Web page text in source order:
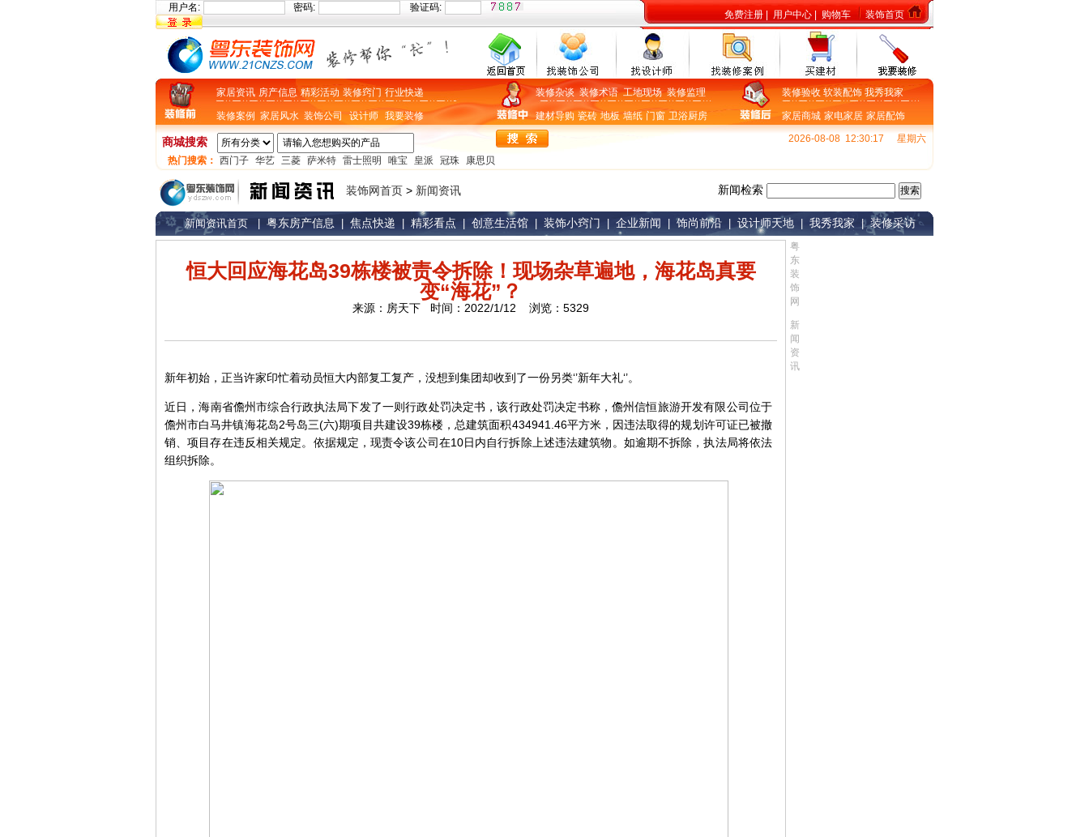
用户名: 密码: 验证码:
免费注册 用户中心 购物车 装饰首页
家居资讯 房产信息 精彩活动 装修窍门 行业快递 装修杂谈装修术语工地现场装修监理 装修验收 软装配饰 我秀我家
装修案例 家居风水 装饰公司 设计师 我要装修 建材导购 瓷砖 地板 墙纸 门窗 卫浴厨房 家居商城 家电家居 家居配饰
商城搜索 2026-08-08 12:30:18
星期六
热门搜索： 西门子 华艺 三菱 萨米特 雷士照明 唯宝 皇派 冠珠 康思贝
装饰网首页 > 新闻资讯 新闻检索
新闻资讯首页 粤东房产信息 焦点快递 精彩看点 创意生活馆 装饰小窍门 企业新闻 饰尚前沿 设计师天地 我秀我家 | 装修采访
恒大回应海花岛39栋楼被责令拆除！现场杂草遍地，海花岛真要
变“海花”？
来源：房天下 时间：2022/1/12 浏览：5329
新年初始，正当许家印忙着动员恒大内部复工复产，没想到集团却收到了一份另类‘’新年大礼‘’。
近日，海南省儋州市综合行政执法局下发了一则行政处罚决定书，该行政处罚决定书称，儋州信恒旅游开发有限公司位于
儋州市白马井镇海花岛2号岛三(六)期项目共建设39栋楼，总建筑面积434941.46平方米，因违法取得的规划许可证已被撤
销、项目存在违反相关规定。依据规定，现责令该公司在10日内自行拆除上述违法建筑物。如逾期不拆除，执法局将依法
组织拆除。
粤
东
装
饰
网
新
闻
资
讯